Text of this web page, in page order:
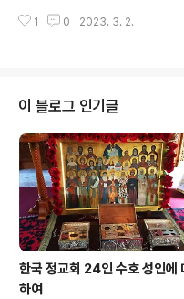
하느님께 약속한 것을 위반함. 7) 실
섬기지 못한다."(출애굽 20,4~5) 둘
엇을 금지시키는가? 우리의 손에 의
럼 여기며 경배하지 말라는 것이다.
알고 있는 거룩함을 상징하는 것도
렇지 않다. 모세가 이 계명을 하느님
한 하느님으로부터 금칠을 하여 거룩
들과 천막을 설치하라는 계..
1 0 2023. 3. 2.
이 블로그 인기글
한국 정교회 24인 수호 성인에
하여